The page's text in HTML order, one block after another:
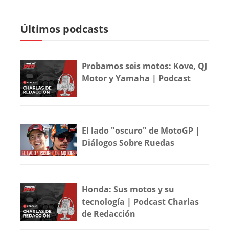
Últimos podcasts
Probamos seis motos: Kove, QJ
Motor y Yamaha | Podcast
El lado "oscuro" de MotoGP |
Diálogos Sobre Ruedas
Honda: Sus motos y su
tecnología | Podcast Charlas
de Redacción